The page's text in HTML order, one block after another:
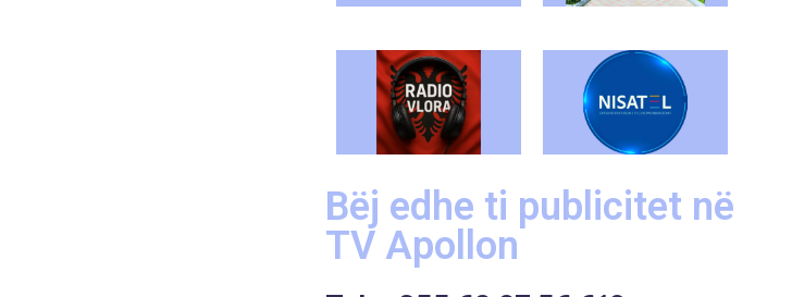
Bëj edhe ti publicitet në
TV Apollon